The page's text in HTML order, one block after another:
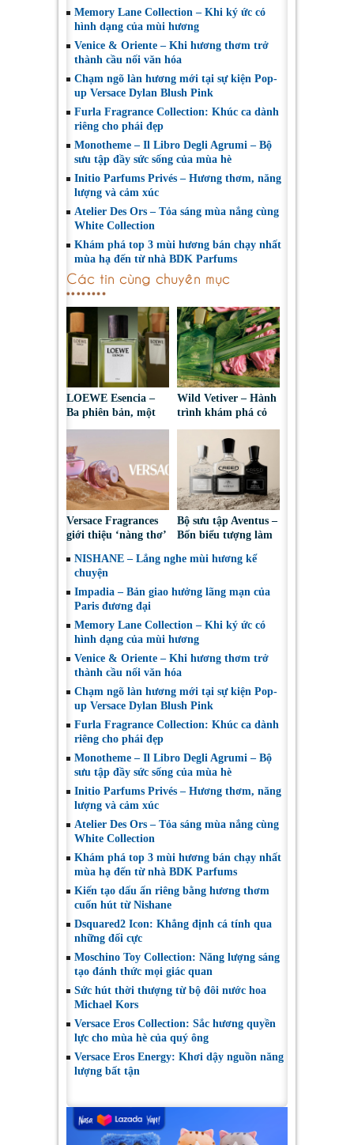
Memory Lane Collection – Khi ký ức có
hình dạng của mùi hương
Venice & Oriente – Khi hương thơm trở
thành cầu nối văn hóa
Chạm ngõ làn hương mới tại sự kiện Pop-
up Versace Dylan Blush Pink
Furla Fragrance Collection: Khúc ca dành
riêng cho phái đẹp
Monotheme – Il Libro Degli Agrumi – Bộ
sưu tập đầy sức sống của mùa hè
Initio Parfums Privés – Hương thơm, năng
lượng và cảm xúc
Atelier Des Ors – Tỏa sáng mùa nắng cùng
White Collection
Khám phá top 3 mùi hương bán chạy nhất
mùa hạ đến từ nhà BDK Parfums
Các tin cùng chuyên mục
LOEWE Esencia –
Ba phiên bản, một
Wild Vetiver – Hành
trình khám phá cỏ
nhìn của Creed
Versace Fragrances
giới thiệu ‘nàng thơ’
Dylan Blush Pink
Bộ sưu tập Aventus –
Bốn biểu tượng làm
NISHANE – Lắng nghe mùi hương kể
chuyện
Impadia – Bản giao hưởng lãng mạn của
Paris đương đại
Memory Lane Collection – Khi ký ức có
hình dạng của mùi hương
Venice & Oriente – Khi hương thơm trở
thành cầu nối văn hóa
Chạm ngõ làn hương mới tại sự kiện Pop-
up Versace Dylan Blush Pink
Furla Fragrance Collection: Khúc ca dành
riêng cho phái đẹp
Monotheme – Il Libro Degli Agrumi – Bộ
sưu tập đầy sức sống của mùa hè
Initio Parfums Privés – Hương thơm, năng
lượng và cảm xúc
Atelier Des Ors – Tỏa sáng mùa nắng cùng
White Collection
Khám phá top 3 mùi hương bán chạy nhất
mùa hạ đến từ nhà BDK Parfums
Kiến tạo dấu ấn riêng bằng hương thơm
cuốn hút từ Nishane
Dsquared2 Icon: Khẳng định cá tính qua
những đối cực
Moschino Toy Collection: Năng lượng sáng
tạo đánh thức mọi giác quan
Sức hút thời thượng từ bộ đôi nước hoa
Michael Kors
Versace Eros Collection: Sắc hương quyền
lực cho mùa hè của quý ông
Versace Eros Energy: Khơi dậy nguồn năng
lượng bất tận